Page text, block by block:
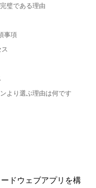
璧である理由
事項
より選ぶ理由は何です